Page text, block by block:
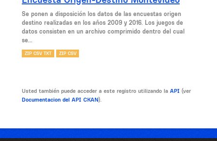
Se ponen a disposición los datos de las encuestas origen
destino realizadas en los años 2009 y 2016. Los juegos de
datos consisten en un archivo comprimido dentro del cual
se...
ZIP CSV TXT ZIP CSV
Usted también puede acceder a este registro utilizando la API (ver
Documentacion del API CKAN).